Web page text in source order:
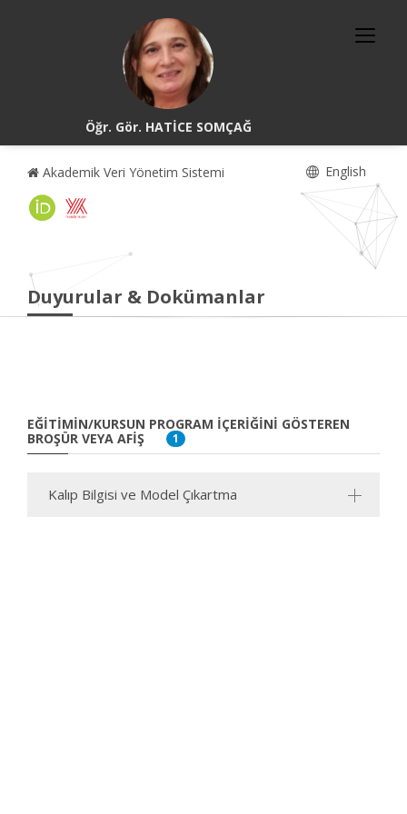
Öğr. Gör. HATİCE SOMÇAĞ
Akademik Veri Yönetim Sistemi English
Duyurular & Dokümanlar
EĞITIMIN/KURSUN PROGRAM İÇERIĞINI GÖSTEREN
BROŞÜR VEYA AFIŞ
1
Kalıp Bilgisi ve Model Çıkartma